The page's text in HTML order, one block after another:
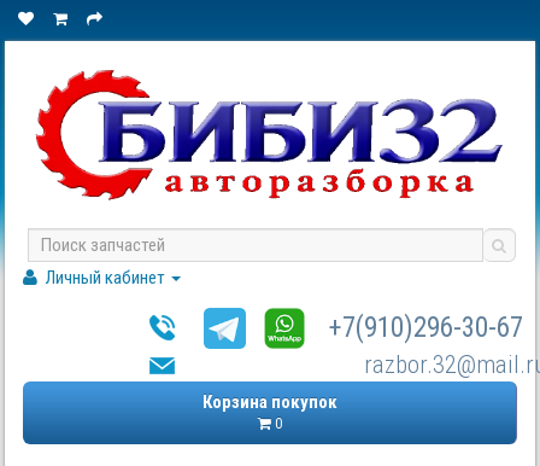
Личный кабинет
+7(910)296-30-67
Корзина покупок
0